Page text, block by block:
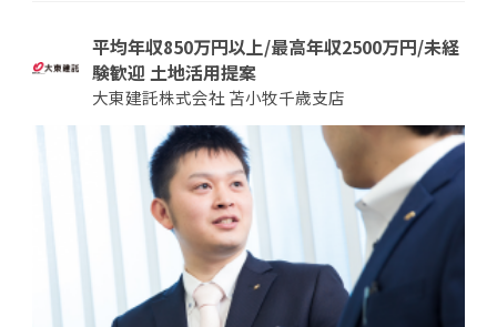
平均年収850万円以上/最高年収2500万円/未経
験歓迎 土地活用提案
大東建託株式会社 苫小牧千歳支店